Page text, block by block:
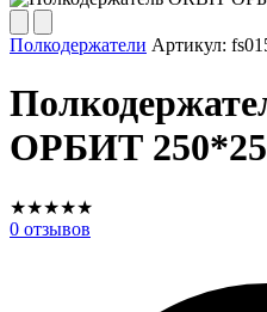
Полкодержатели Артикул:
ОРБИТ
★★★★★
0 отзывов